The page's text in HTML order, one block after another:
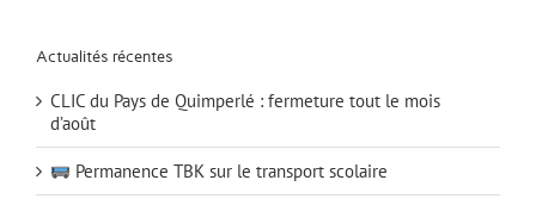
Actualités récentes
CLIC du Pays de Quimperlé : fermeture tout le mois
d’août
Permanence TBK sur le transport scolaire